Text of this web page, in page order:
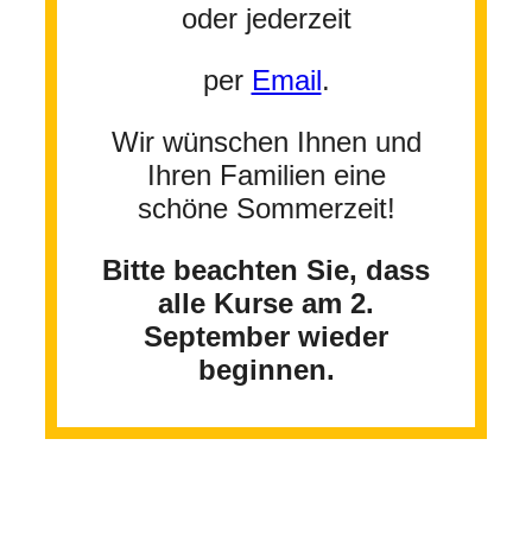
oder jederzeit
per Email.
Wir wünschen Ihnen und
Ihren Familien eine
schöne Sommerzeit!
Bitte beachten Sie, dass
alle Kurse am 2.
September wieder
beginnen.